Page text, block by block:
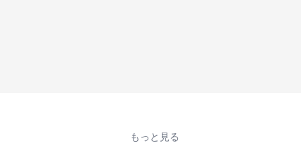
もっと見る